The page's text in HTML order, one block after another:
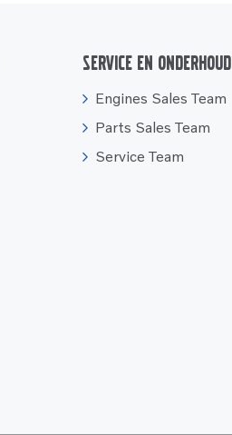
Service en onderhoud
Engines Sales Team
Parts Sales Team
Service Team